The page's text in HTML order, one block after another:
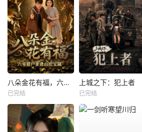
八朵金花有福，六零猎户爹进山挖宝藏
已完结
上城之下：犯上者
已完结